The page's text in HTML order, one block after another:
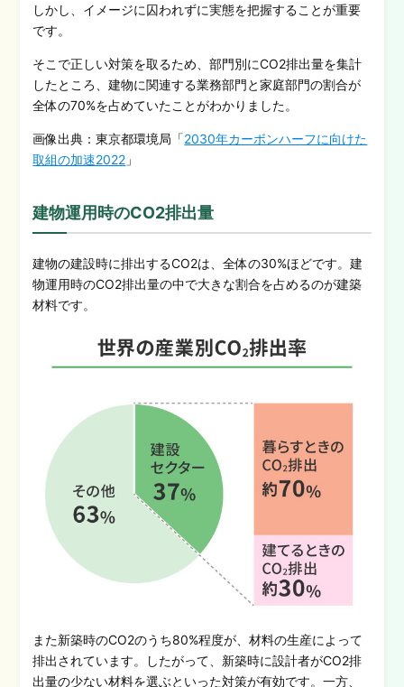
しかし、イメージに囚われずに実態を把握することが重要
です。
そこで正しい対策を取るため、部門別にCO2排出量を集計
したところ、建物に関連する業務部門と家庭部門の割合が
全体の70%を占めていたことがわかりました。
画像出典：東京都環境局「2030年カーボンハーフに向けた
取組の加速2022 」
建物運用時のCO2排出量
建物の建設時に排出するCO2は、全体の30%ほどです。建
物運用時のCO2排出量の中で大きな割合を占めるのが建築
材料です。
また新築時のCO2のうち80%程度が、材料の生産によって
排出されています。したがって、新築時に設計者がCO2排
出量の少ない材料を選ぶといった対策が有効です。一方、